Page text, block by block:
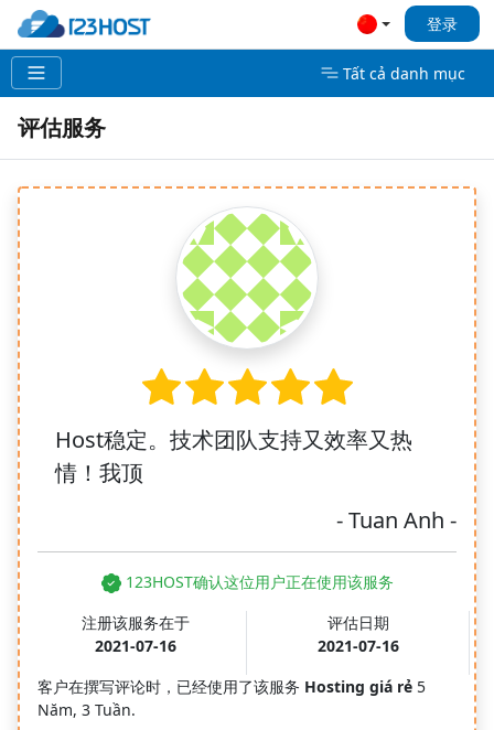
登录
Tất cả danh mục
评估服务
Host稳定。技术团队支持又效率又热
情！我顶
- Tuan Anh -
123HOST确认这位用户正在使用该服务
注册该服务在于
2021-07-16
评估日期
2021-07-16
客户在撰写评论时，已经使用了该服务 Hosting giá rẻ 5
Năm, 3 Tuần.